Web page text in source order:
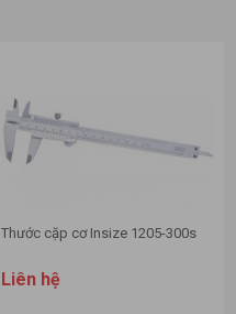
Thước cặp cơ Insize 1205-300s
Liên hệ